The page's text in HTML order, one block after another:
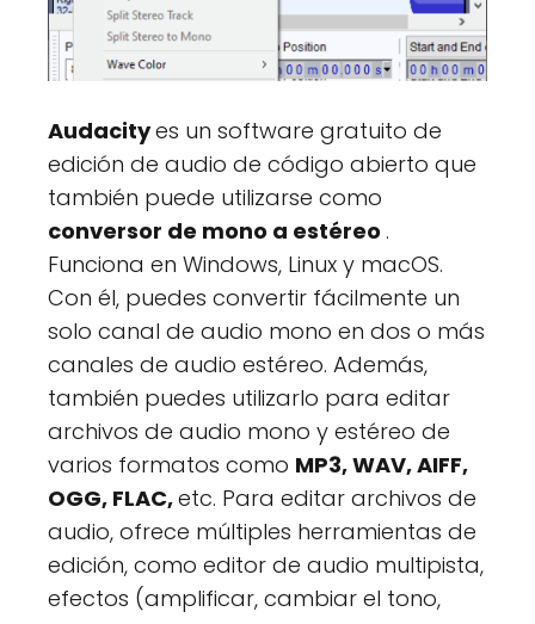
Audacityes un software gratuito de
edición de audio de código abierto que
también puede utilizarse como
conversor de mono a estéreo .
Funciona en Windows, Linux y macOS.
Con él, puedes convertir fácilmente un
solo canal de audio mono en dos o más
canales de audio estéreo. Además,
también puedes utilizarlo para editar
archivos de audio mono y estéreo de
varios formatos como MP3, WAV, AIFF,
OGG, FLAC,etc. Para editar archivos de
audio, ofrece múltiples herramientas de
edición, como editor de audio multipista,
efectos (amplificar, cambiar el tono,